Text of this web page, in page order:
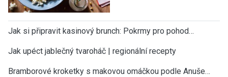
Jak si připravit kasinový brunch: Pokrmy pro pohod…
Jak upéct jablečný tvaroháč | regionální recepty
Bramborové kroketky s makovou omáčkou podle Anuše…